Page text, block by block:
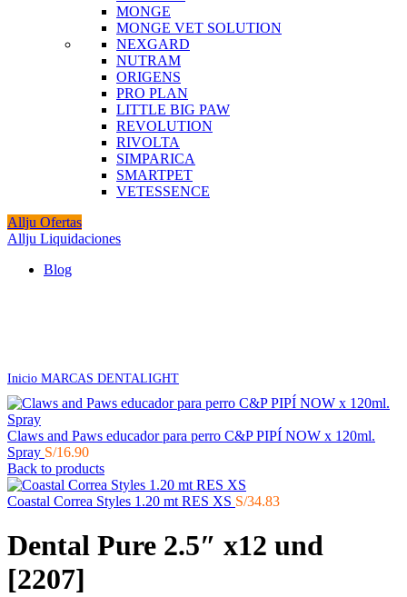
MONGE
MONGE VET SOLUTION
NEXGARD
NUTRAM
ORIGENS
PRO PLAN
LITTLE BIG PAW
REVOLUTION
RIVOLTA
SIMPARICA
SMARTPET
VETESSENCE
Allju Ofertas
Allju Liquidaciones
Blog
Inicio MARCAS DENTALIGHT
Claws and Paws educador para perro C&P PIPÍ NOW x 120ml.
Spray S/16.90
Back to products
Coastal Correa Styles 1.20 mt RES XS S/34.83
Dental Pure 2.5″ x12 und
[2207]